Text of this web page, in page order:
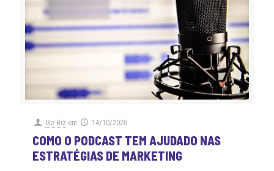
Go Biz em 14/10/2020
COMO O PODCAST TEM AJUDADO NAS
ESTRATÉGIAS DE MARKETING